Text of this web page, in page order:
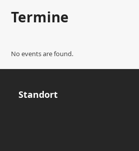
Termine
No events are found.
Standort